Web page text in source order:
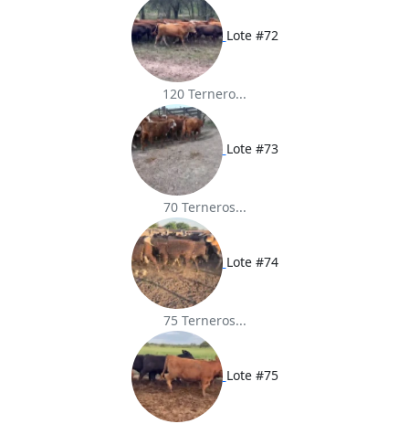
Lote #72
120 Ternero...
Lote #73
70 Terneros...
Lote #74
75 Terneros...
Lote #75